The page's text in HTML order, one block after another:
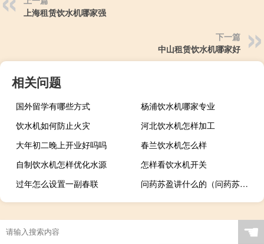
上海租赁饮水机哪家强
下一篇
中山租赁饮水机哪家好
相关问题
国外留学有哪些方式
杨浦饮水机哪家专业
饮水机如何防止火灾
河北饮水机怎样加工
大年初二晚上开业好吗吗
春兰饮水机怎么样
自制饮水机怎样优化水源
怎样看饮水机开关
过年怎么设置一副春联
问药苏盈讲什么的（问药苏盈）
☚